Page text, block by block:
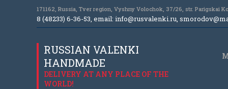
171162, Russia, Tver region, Vyshny Volochok, 37/26, str. Parigskai
8 (48233) 6-36-53, email: info@rusvalenki.ru,
RUSSIAN VALENKI
HANDMADE
DELIVERY AT ANY PLACE OF THE
WORLD!